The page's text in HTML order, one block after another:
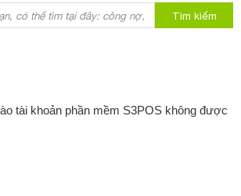
Tìm kiếm
tài khoản phần mềm S3POS không được